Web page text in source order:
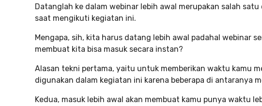
Datanglah ke dalam webinar lebih awal merupakan salah
saat mengikuti kegiatan ini.
Mengapa, sih, kita harus datang lebih awal padahal webinar
membuat kita bisa masuk secara instan?
Alasan tekni pertama, yaitu untuk memberikan waktu kamu
digunakan dalam kegiatan ini karena beberapa di antaranya
Kedua, masuk lebih awal akan membuat kamu punya waktu